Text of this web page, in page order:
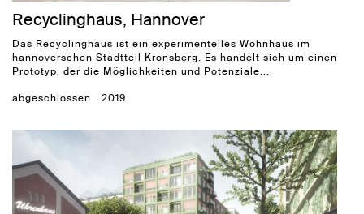
Recyclinghaus, Hannover
Das Recyclinghaus ist ein experimentelles Wohnhaus im
hannoverschen Stadtteil Kronsberg. Es handelt sich um einen
Prototyp, der die Möglichkeiten und Potenziale...
abgeschlossen 2019